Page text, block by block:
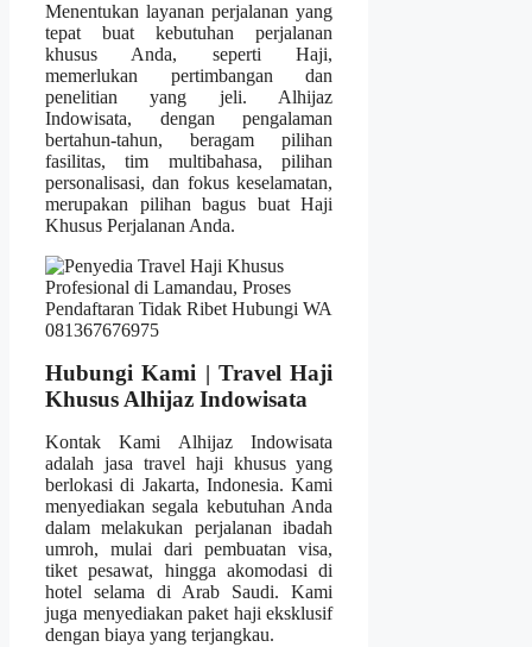
Menentukan layanan perjalanan yang
tepat buat kebutuhan perjalanan
khusus Anda, seperti Haji,
memerlukan pertimbangan dan
penelitian yang jeli. Alhijaz
Indowisata, dengan pengalaman
bertahun-tahun, beragam pilihan
fasilitas, tim multibahasa, pilihan
personalisasi, dan fokus keselamatan,
merupakan pilihan bagus buat Haji
Khusus Perjalanan Anda.
Hubungi Kami | Travel Haji
Khusus Alhijaz Indowisata
Kontak Kami Alhijaz Indowisata
adalah jasa travel haji khusus yang
berlokasi di Jakarta, Indonesia. Kami
menyediakan segala kebutuhan Anda
dalam melakukan perjalanan ibadah
umroh, mulai dari pembuatan visa,
tiket pesawat, hingga akomodasi di
hotel selama di Arab Saudi. Kami
juga menyediakan paket haji eksklusif
dengan biaya yang terjangkau.